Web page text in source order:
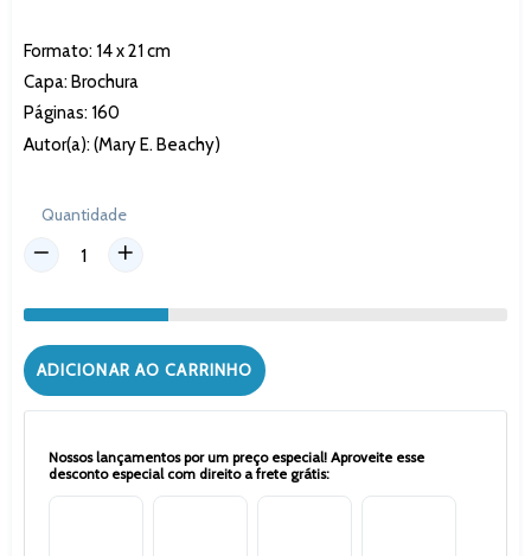
Formato: 14 x 21 cm
Capa: Brochura
Páginas: 160
Autor(a): (Mary E. Beachy)
Quantidade
ADICIONAR AO CARRINHO
Nossos lançamentos por um preço especial! Aproveite esse
desconto especial com direito a frete grátis: